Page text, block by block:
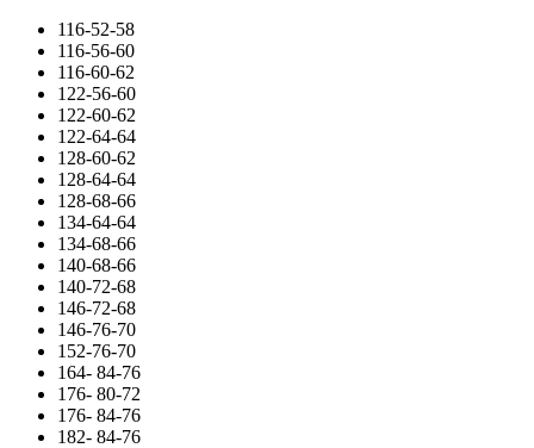
116-52-58
116-56-60
116-60-62
122-56-60
122-60-62
122-64-64
128-60-62
128-64-64
128-68-66
134-64-64
134-68-66
140-68-66
140-72-68
146-72-68
146-76-70
152-76-70
164- 84-76
176- 80-72
176- 84-76
182- 84-76